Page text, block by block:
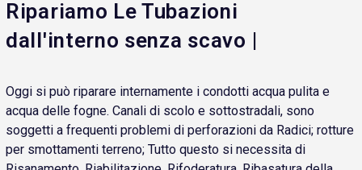
Ripariamo Le Tubazioni
dall'interno senza scavo |
Oggi si può riparare internamente i condotti acqua pulita e
acqua delle fogne. Canali di scolo e sottostradali, sono
soggetti a frequenti problemi di perforazioni da Radici; rotture
per smottamenti terreno; Tutto questo si necessita di